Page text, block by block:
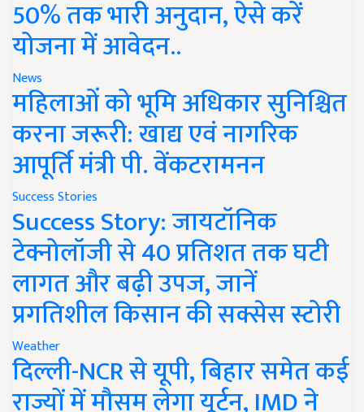
50% तक भारी अनुदान, ऐसे करें
योजना में आवेदन..
News
महिलाओं को भूमि अधिकार सुनिश्चित
करना जरूरी: खाद्य एवं नागरिक
आपूर्ति मंत्री पी. वेंकटरामनन
Success Stories
Success Story: जायटॉनिक
टेक्नोलॉजी से 40 प्रतिशत तक घटी
लागत और बढ़ी उपज, जानें
प्रगतिशील किसान की सक्सेस स्टोरी
Weather
दिल्ली-NCR से यूपी, बिहार समेत कई
राज्यों में मौसम लेगा यूर्टन, IMD ने